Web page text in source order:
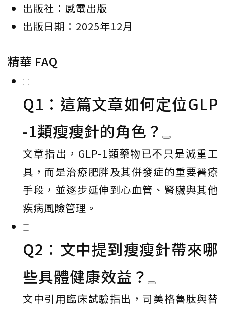
出版社：感電出版
出版日期：2025年12月
精華 FAQ
Q1：這篇文章如何定位GLP
-1類瘦瘦針的角色？
文章指出，GLP-1類藥物已不只是減重工
具，而是治療肥胖及其併發症的重要醫療
手段，並逐步延伸到心血管、腎臟與其他
疾病風險管理。
Q2：文中提到瘦瘦針帶來哪
些具體健康效益？
文中引用臨床試驗指出，司美格魯肽與替